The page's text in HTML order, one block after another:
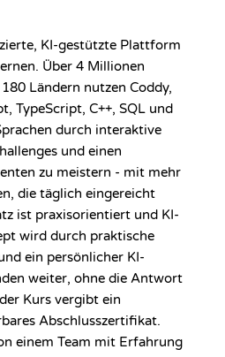
KI-gestützte Plattform
Über 4 Millionen
Ländern nutzen Coddy,
TypeScript, C++, SQL und
durch interaktive
und einen
zu meistern - mit mehr
die täglich eingereicht
ist praxisorientiert und KI-
wird durch praktische
ein persönlicher KI-
weiter, ohne die Antwort
Kurs vergibt ein
Abschlusszertifikat.
einem Team mit Erfahrung